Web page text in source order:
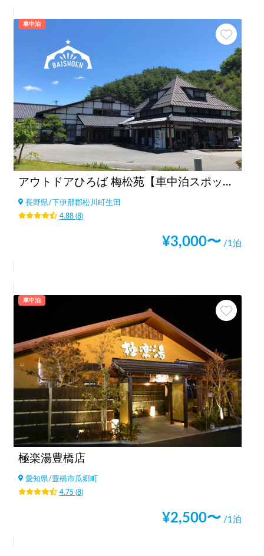
車中泊
アウトドアひろば 梅松苑【車中泊スポット駐車場エリア🚐】
長野県/下伊那郡松川町生田
4.88(8)
¥3,000〜 /1泊
車中泊
極楽湯豊橋店
愛知県/豊橋市瓜郷町
4.75(8)
¥2,500〜 /1泊